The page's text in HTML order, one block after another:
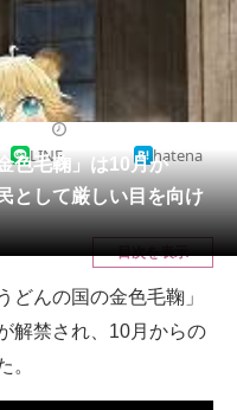
・育児
ーチ
色毛鞠」は10月か
として厳しい目を向け
LINE hatena
目次を表示
んの国の金色毛鞠」
解禁され、10月からの
。